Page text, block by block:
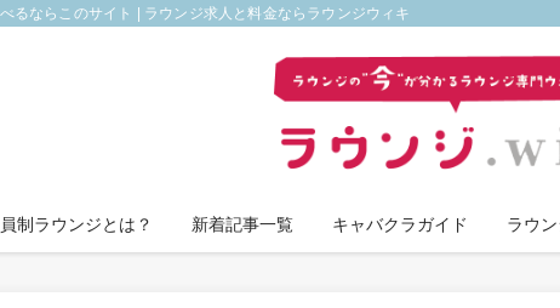
るならこのサイト | ラウンジ求人と料金ならラウンジウィキ
制ラウンジとは？ 新着記事一覧 キャバクラガイド ラウ